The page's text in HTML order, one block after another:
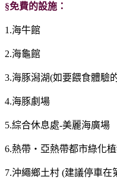
§免費的設施：
1.海牛館
2.海龜館
3.海豚潟湖(如要餵食體驗
4.海豚劇場
5.綜合休息處-美麗海廣場
6.熱帶‧亞熱帶都市綠化
7.沖繩鄉土村 (建議停車